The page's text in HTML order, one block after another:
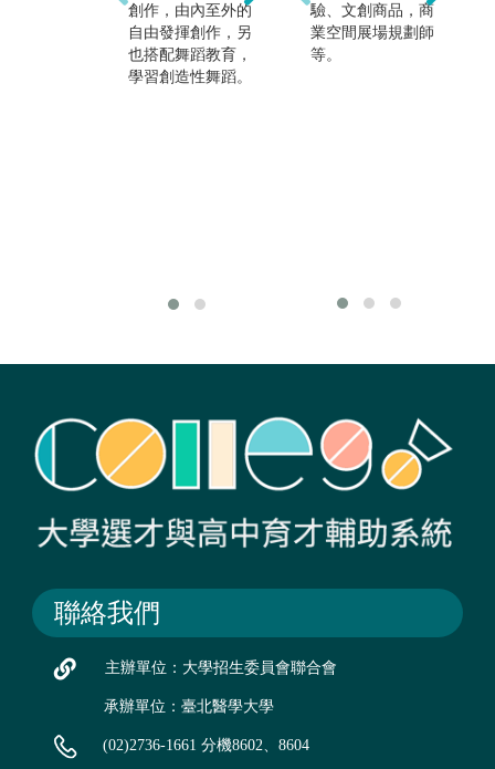
創作，由內至外的
自由發揮創作，另
也搭配舞蹈教育，
學習創造性舞蹈。
舞蹈教師、藝術行
政等，然非所有人
皆如前所述，事實
驗、文創商品，商
業空間展場規劃師
等。
聯絡我們
主辦單位：大學招生委員會聯合會
承辦單位：臺北醫學大學
(02)2736-1661 分機8602、8604